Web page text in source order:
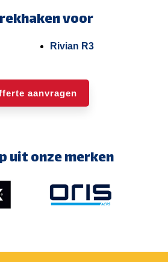
voor
Rivian R3
aanvragen
uit onze merken